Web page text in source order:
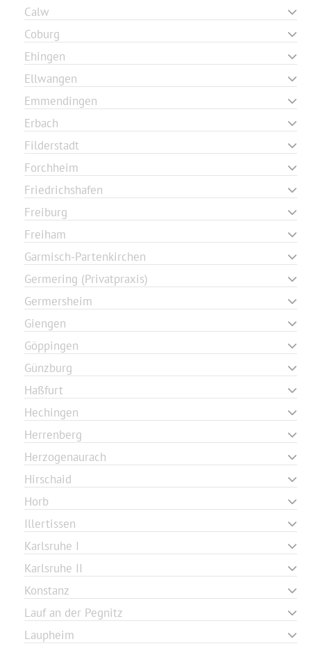
Calw
Coburg
Ehingen
Ellwangen
Emmendingen
Erbach
Filderstadt
Forchheim
Friedrichshafen
Freiburg
Freiham
Garmisch-Partenkirchen
Germering (Privatpraxis)
Germersheim
Giengen
Göppingen
Günzburg
Haßfurt
Hechingen
Herrenberg
Herzogenaurach
Hirschaid
Horb
Illertissen
Karlsruhe I
Karlsruhe II
Konstanz
Lauf an der Pegnitz
Laupheim